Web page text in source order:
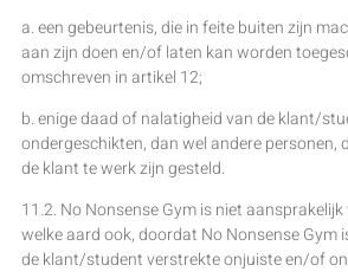
a. een gebeurtenis, die in feite buiten zijn
aan zijn doen en/of laten kan worden
omschreven in artikel 12;
b. enige daad of nalatigheid van de klant/
ondergeschikten, dan wel andere personen,
de klant te werk zijn gesteld.
11.2. No Nonsense Gym is niet
welke aard ook, doordat No Nonsense Gym
de klant/student verstrekte onjuiste en/of